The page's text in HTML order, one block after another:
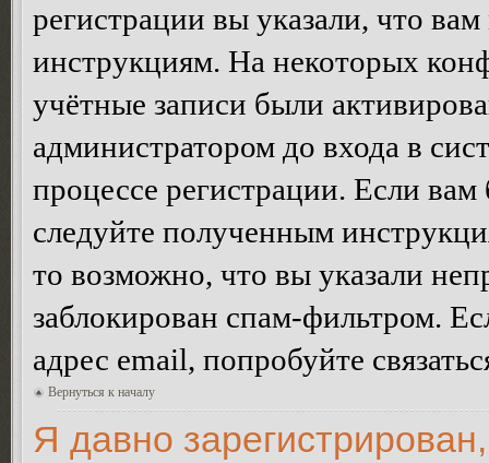
регистрации вы указали, что
инструкциям. На некоторых
учётные записи были
администратором до входа в
процессе регистрации. Если
следуйте полученным
то возможно, что вы указали
заблокирован спам-фильтром.
адрес email, попробуйте
Вернуться к началу
Я давно